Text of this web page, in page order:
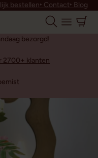
bestellen‣ Contact‣ Blog
bezorgd!
2700+ klanten